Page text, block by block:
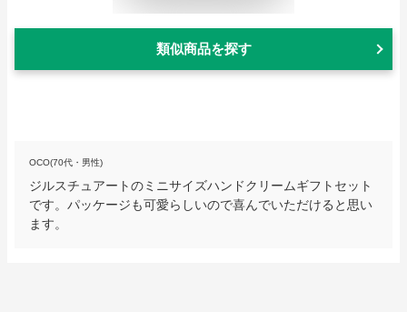
類似商品を探す
OCO(70代・男性)
ジルスチュアートのミニサイズハンドクリームギフトセット
です。パッケージも可愛らしいので喜んでいただけると思い
ます。